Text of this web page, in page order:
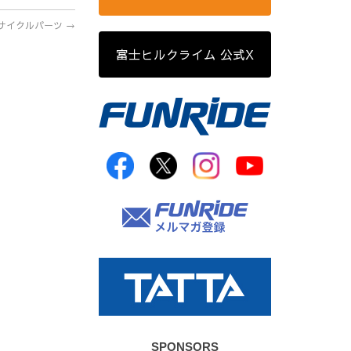
イクルパーツ →
富士ヒルクライム 公式X
SPONSORS